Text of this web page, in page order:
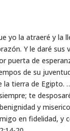
yo la atraeré y la
Y le daré sus
puerta de
de su
la tierra de Egipto.
te
y
en fidelidad, y